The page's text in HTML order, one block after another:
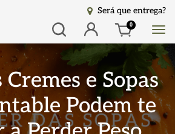
Será que entrega?
Busca
Entrar 0
Cremes e Sopas
Podem te